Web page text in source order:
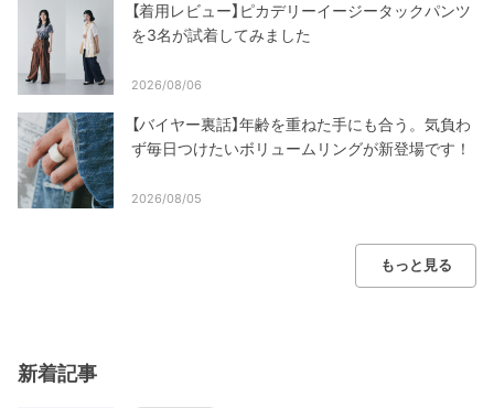
【着用レビュー】ピカデリーイージータックパンツ
を3名が試着してみました
2026/08/06
【バイヤー裏話】年齢を重ねた手にも合う。気負わ
ず毎日つけたいボリュームリングが新登場です！
2026/08/05
もっと見る
新着記事